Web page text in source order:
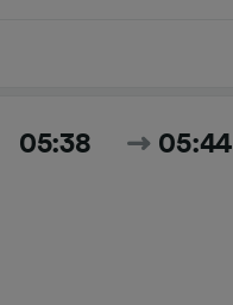
05:38 05:44